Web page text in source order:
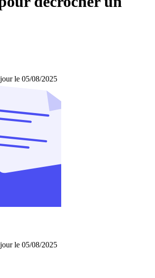
le 05/08/2025
le 05/08/2025